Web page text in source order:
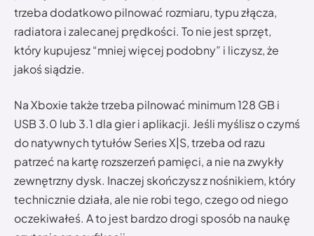
trzeba dodatkowo pilnować rozmiaru, typu złącza,
radiatora i zalecanej prędkości. To nie jest sprzęt,
który kupujesz “mniej więcej podobny” i liczysz, że
jakoś siądzie.
Na Xboxie także trzeba pilnować minimum 128 GB i
USB 3.0 lub 3.1 dla gier i aplikacji. Jeśli myślisz o czymś
do natywnych tytułów Series X|S, trzeba od razu
patrzeć na kartę rozszerzeń pamięci, a nie na zwykły
zewnętrzny dysk. Inaczej skończysz z nośnikiem, który
technicznie działa, ale nie robi tego, czego od niego
oczekiwałeś. A to jest bardzo drogi sposób na naukę